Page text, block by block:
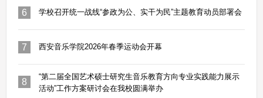
6 学校召开统一战线“参政为公、实干为民”主题教育动员部署会
7 西安音乐学院2026年春季运动会开幕
8
“第二届全国艺术硕士研究生音乐教育方向专业实践能力展示
活动”工作方案研讨会在我校圆满举办